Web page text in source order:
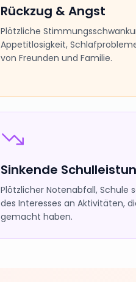
Rückzug & Angst
Plötzliche
Appetitlosigkeit,
von Freunden und Familie.
Sinkende
Plötzlicher Notenabfall, Schule
des Interesses an Aktivitäten,
gemacht haben.